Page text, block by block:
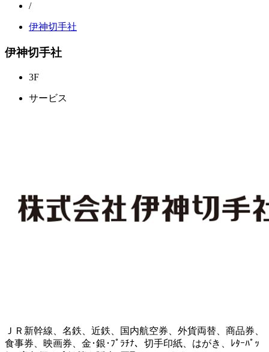
/
伊神切手社
伊神切手社
3F
サービス
ＪＲ新幹線、名鉄、近鉄、国内航空券、外貨両替、商品券、
食事券、映画券、金･銀･ﾌﾟﾗﾁﾅ、切手印紙、はがき、ﾚﾀｰﾊﾟｯ